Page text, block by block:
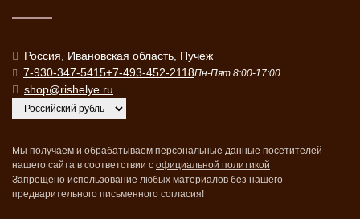
Россия, Ивановская область, Пучеж
7-930-347-5415+7-493-452-2118Пн-Пят 8:00-17:00
shop@rishelye.ru
Мы получаем и обрабатываем персональные данные посетителей
нашего сайта в соответствии с официальной политикой
Запрещено использование любых материалов без нашего
предварительного письменного согласия!